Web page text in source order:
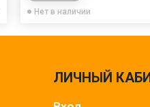
Нет в наличии
ЛИЧНЫЙ